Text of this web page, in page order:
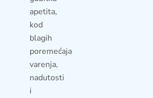
apetita,
kod
blagih
poremećaja
varenja,
nadutosti
i